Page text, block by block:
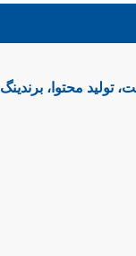
محتوا، برندینگ،